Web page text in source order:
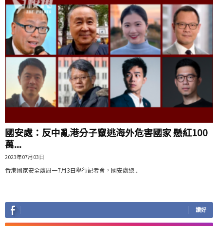
國安處：反中亂港分子竄逃海外危害國家 懸紅100
萬...
2023年07月03日
香港國家安全處周一7月3日舉行記者會，國安處總...
讚好